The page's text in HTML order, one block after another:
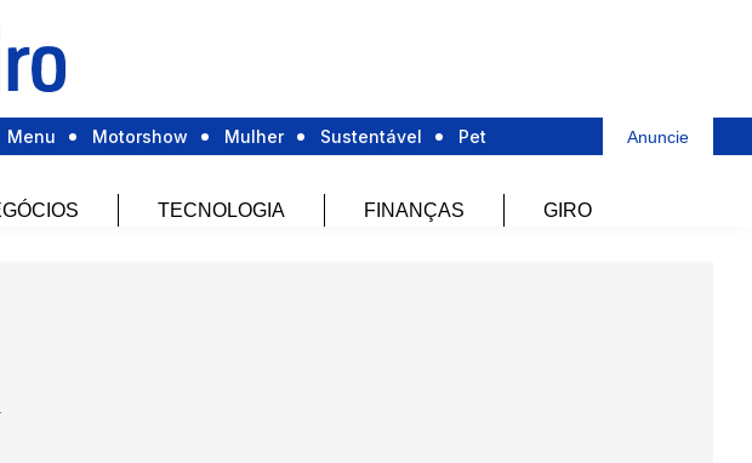
Menu Motorshow Mulher Sustentável Pet Anuncie
TECNOLOGIA FINANÇAS GIRO